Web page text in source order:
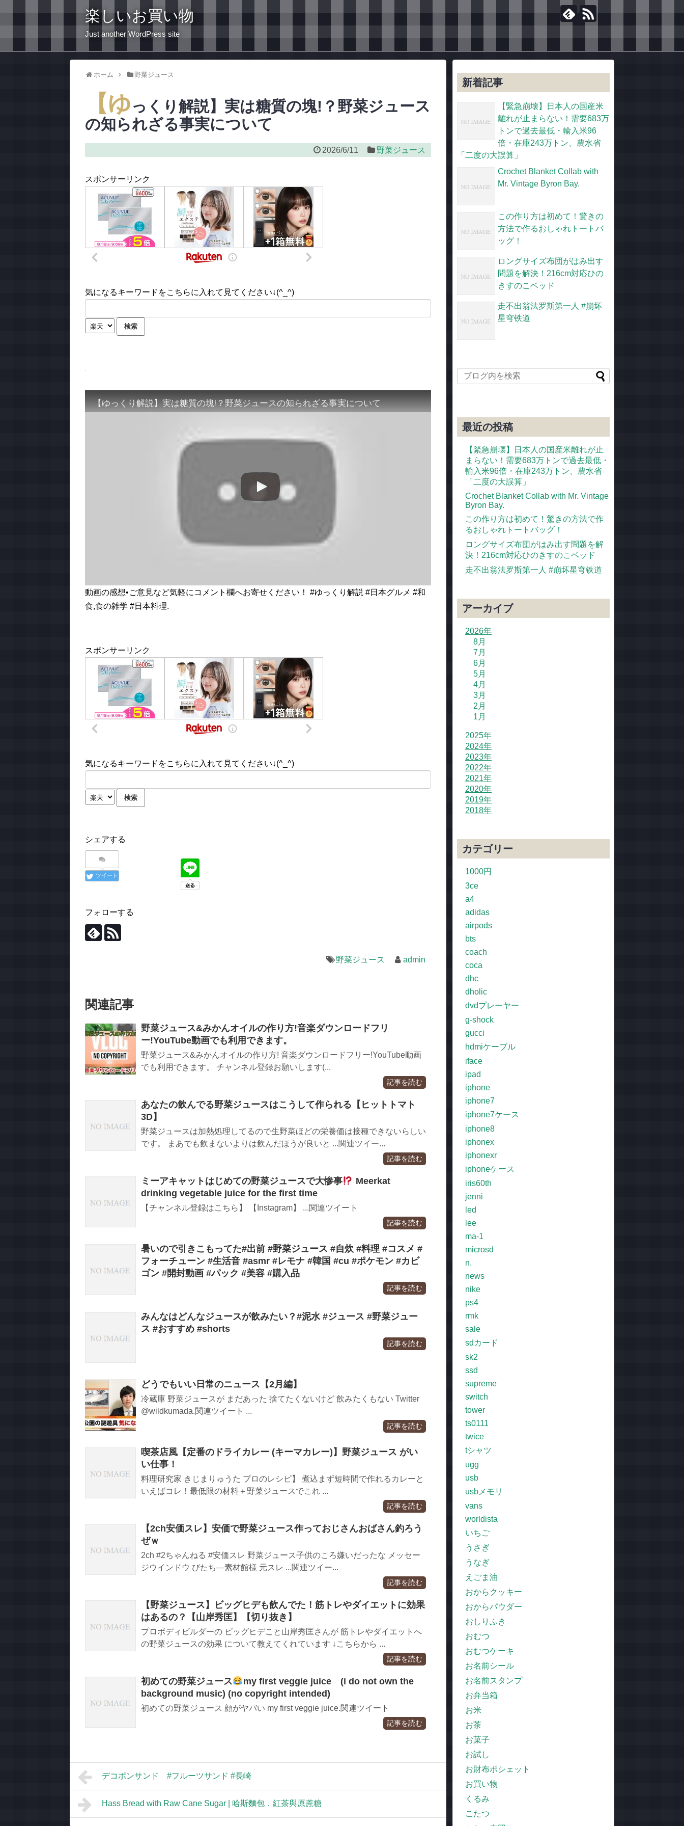
楽しいお買い物
Just another WordPress site
ホーム 野菜ジュース
【ゆっくり解説】実は糖質の塊!？野菜ジュース
の知られざる事実について
2026/6/11 野菜ジュース
スポンサーリンク
気になるキーワードをこちらに入れて見てください↓(^_^)
【ゆっくり解説】実は糖質の塊!？野菜ジュースの知られざる事実について
動画の感想•ご意見など気軽にコメント欄へお寄せください！ #ゆっくり解説 #日本グルメ #和
食,食の雑学 #日本料理.
スポンサーリンク
気になるキーワードをこちらに入れて見てください↓(^_^)
シェアする
ツイート
フォローする
野菜ジュース admin
関連記事
野菜ジュース&みかんオイルの作り方!音楽ダウンロードフリ
ー!YouTube動画でも利用できます。
野菜ジュース&みかんオイルの作り方! 音楽ダウンロードフリー!YouTube動画
でも利用できます。 チャンネル登録お願いします(...
記事を読む
あなたの飲んでる野菜ジュースはこうして作られる【ヒットトマト
3D】
野菜ジュースは加熱処理してるので生野菜ほどの栄養価は接種できないらしい
です。 まあでも飲まないよりは飲んだほうが良いと ...関連ツイー...
記事を読む
ミーアキャットはじめての野菜ジュースで大惨事
Meerkat
drinking vegetable juice for the first time
【チャンネル登録はこちら】 【Instagram】 ...関連ツイート
記事を読む
暑いので引きこもってた#出前 #野菜ジュース #自炊 #料理 #コスメ #
フォーチューン #生活音 #asmr #レモナ #韓国 #cu #ポケモン #カビ
ゴン #開封動画 #パック #美容 #購入品
記事を読む
みんなはどんなジュースが飲みたい？#泥水 #ジュース #野菜ジュー
ス #おすすめ #shorts
記事を読む
どうでもいい日常のニュース【2月編】
冷蔵庫 野菜ジュースが まだあった 捨てたくないけど 飲みたくもない Twitter
@wildkumada.関連ツイート ...
記事を読む
喫茶店風【定番のドライカレー (キーマカレー)】野菜ジュース がい
い仕事！
料理研究家 きじまりゅうた プロのレシピ】 煮込まず短時間で作れるカレーと
いえばコレ！最低限の材料＋野菜ジュースでこれ ...
記事を読む
【2ch安価スレ】安価で野菜ジュース作っておじさんおばさん釣ろう
ぜｗ
2ch #2ちゃんねる #安価スレ 野菜ジュース子供のころ嫌いだったな メッセー
ジウインドウ びたち―素材館様 元スレ ...関連ツイー...
記事を読む
【野菜ジュース】ビッグヒデも飲んでた！筋トレやダイエットに効果
はあるの？【山岸秀匡】【切り抜き】
プロボディビルダーの ビッグヒデこと山岸秀匡さんが 筋トレやダイエットへ
の野菜ジュースの効果 について教えてくれています ↓こちらから ...
記事を読む
初めての野菜ジュース
my first veggie juice (i do not own the
background music) (no copyright intended)
初めての野菜ジュース 顔がヤバい my first veggie juice.関連ツイート
記事を読む
デコポンサンド #フルーツサンド #長崎
Hass Bread with Raw Cane Sugar | 哈斯麵包．紅茶與原蔗糖
新着記事
【緊急崩壊】日本人の国産米
離れが止まらない！需要683万
トンで過去最低・輸入米96
倍・在庫243万トン、農水省
「二度の大誤算」
Crochet Blanket Collab with
Mr. Vintage Byron Bay.
この作り方は初めて！驚きの
方法で作るおしゃれトートバ
ッグ！
ロングサイズ布団がはみ出す
問題を解決！216cm対応ひの
きすのこベッド
走不出翁法罗斯第一人 #崩坏
星穹铁道
最近の投稿
【緊急崩壊】日本人の国産米離れが止
まらない！需要683万トンで過去最低・
輸入米96倍・在庫243万トン、農水省
「二度の大誤算」
Crochet Blanket Collab with Mr. Vintage
Byron Bay.
この作り方は初めて！驚きの方法で作
るおしゃれトートバッグ！
ロングサイズ布団がはみ出す問題を解
決！216cm対応ひのきすのこベッド
走不出翁法罗斯第一人 #崩坏星穹铁道
アーカイブ
2026年
8月
7月
6月
5月
4月
3月
2月
1月
2025年
2024年
2023年
2022年
2021年
2020年
2019年
2018年
カテゴリー
1000円
3ce
a4
adidas
airpods
bts
coach
coca
dhc
dholic
dvdプレーヤー
g-shock
gucci
hdmiケーブル
iface
ipad
iphone
iphone7
iphone7ケース
iphone8
iphonex
iphonexr
iphoneケース
iris60th
jenni
led
lee
ma-1
microsd
n.
news
nike
ps4
rmk
sale
sdカード
sk2
ssd
supreme
switch
tower
ts0111
twice
tシャツ
ugg
usb
usbメモリ
vans
worldista
いちご
うさぎ
うなぎ
えごま油
おからクッキー
おからパウダー
おしりふき
おむつ
おむつケーキ
お名前シール
お名前スタンプ
お弁当箱
お米
お茶
お菓子
お試し
お財布ポシェット
お買い物
くるみ
こたつ